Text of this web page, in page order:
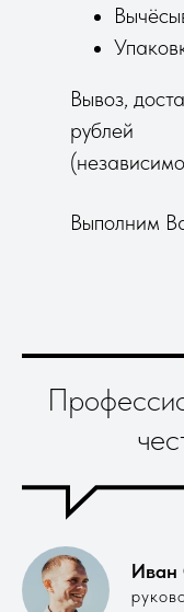
Вывоз,
рублей
Выполним
Иван